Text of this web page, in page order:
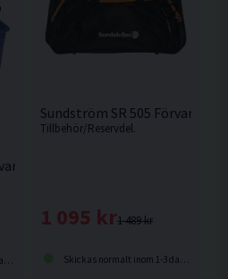
Sundström SR 505
Tillbehör/Reservdel.
1 489 kr
1 095 kr
Skickas normalt inom 1-3 dagar